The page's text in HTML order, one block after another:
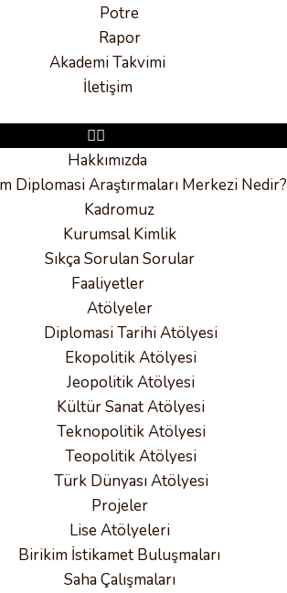
Potre
Rapor
Akademi Takvimi
İletişim
Hakkımızda
Diplomasi Araştırmaları Merkezi Nedir?
Kadromuz
Kurumsal Kimlik
Sıkça Sorulan Sorular
Faaliyetler
Atölyeler
Diplomasi Tarihi Atölyesi
Ekopolitik Atölyesi
Jeopolitik Atölyesi
Kültür Sanat Atölyesi
Teknopolitik Atölyesi
Teopolitik Atölyesi
Türk Dünyası Atölyesi
Projeler
Lise Atölyeleri
Birikim İstikamet Buluşmaları
Saha Çalışmaları